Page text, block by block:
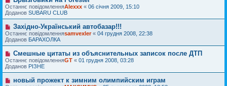
н
я
м
л
е
н
н
я
о
в
і
д
о
м
л
е
н
я
о
в
е
п
о
в
і
д
о
м
л
е
н
н
Останнє повідомленняAlexxx « 06 січня 2009, 15:10
Доданов SUBARU CLUB
Н
о
в
е
п
о
в
і
д
о
Західно-Український автобазар!!!
Останнє повідомленняsamvexler« 04 грудня 2008, 22:38
Доданов БАРАХОЛКА
Н
о
в
е
о
Смешные цитаты из объяснительных записок после ДТП
Останнє повідомленняGT « 01 грудня 2008, 03:28
Доданов РІЗНЕ
Нновый прожект к зимним олимпийским играм